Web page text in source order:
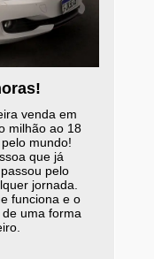
venda em
milhão ao 18
mundo!
que já
pelo
jornada.
funciona e o
uma forma